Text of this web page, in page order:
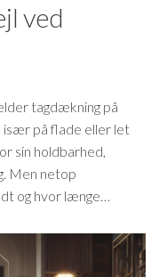
ved
tagdækning på
især på flade eller let
sin holdbarhed,
Men netop
og hvor længe…